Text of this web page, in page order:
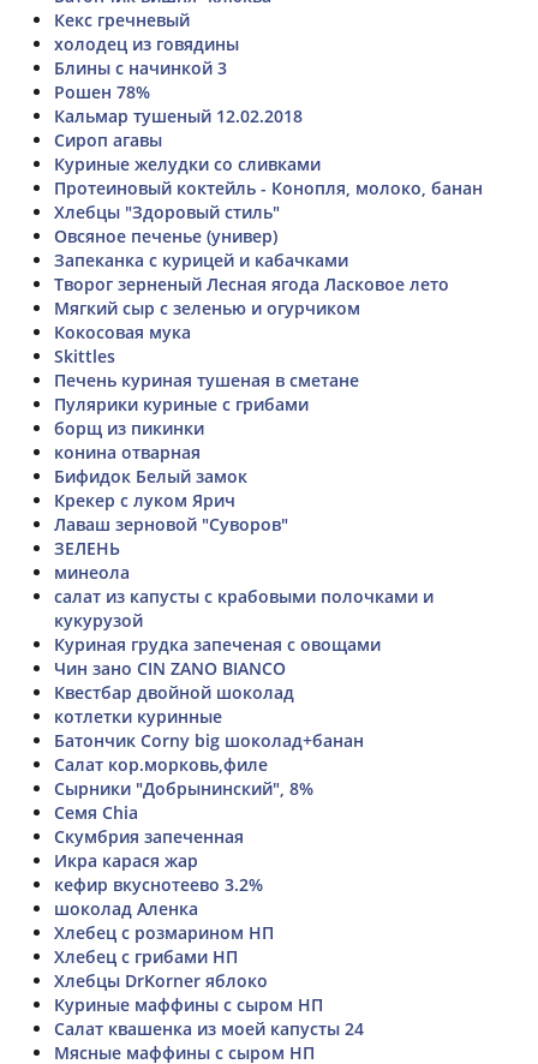
Кекс гречневый
холодец из говядины
Блины с начинкой 3
Рошен 78%
Кальмар тушеный 12.02.2018
Сироп агавы
Куриные желудки со сливками
Протеиновый коктейль - Конопля, молоко, банан
Хлебцы "Здоровый стиль"
Овсяное печенье (универ)
Запеканка с курицей и кабачками
Творог зерненый Лесная ягода Ласковое лето
Мягкий сыр с зеленью и огурчиком
Кокосовая мука
Skittles
Печень куриная тушеная в сметане
Пулярики куриные с грибами
борщ из пикинки
конина отварная
Бифидок Белый замок
Крекер с луком Ярич
Лаваш зерновой "Суворов"
ЗЕЛЕНЬ
минеола
салат из капусты с крабовыми полочками и
кукурузой
Куриная грудка запеченая с овощами
Чин зано CIN ZANO BIANCO
Квестбар двойной шоколад
котлетки куринные
Батончик Corny big шоколад+банан
Салат кор.морковь,филе
Сырники "Добрынинский", 8%
Семя Chia
Скумбрия запеченная
Икра карася жар
кефир вкуснотеево 3.2%
шоколад Аленка
Хлебец с розмарином НП
Хлебец с грибами НП
Хлебцы DrKorner яблоко
Куриные маффины с сыром НП
Салат квашенка из моей капусты 24
Мясные маффины с сыром НП